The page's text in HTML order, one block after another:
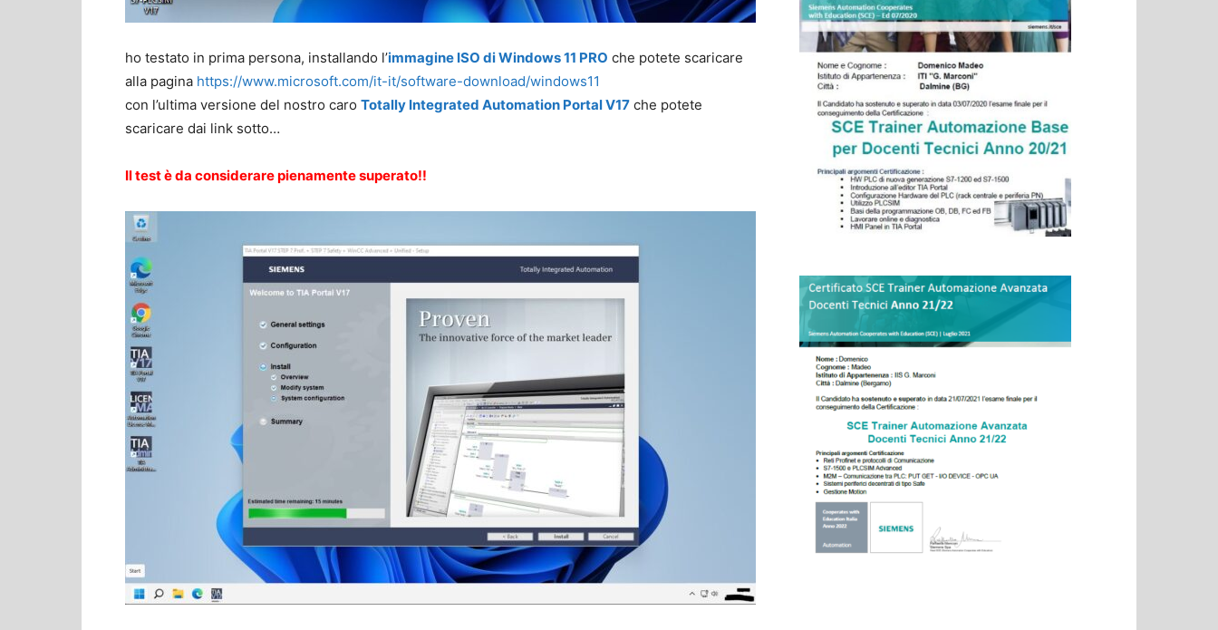
ho testato in prima persona, installando l’immagine ISO di Windows 11 PRO che potete scaricare
alla pagina https://www.microsoft.com/it-it/software-download/windows11
con l’ultima versione del nostro caro Totally Integrated Automation Portal V17 che potete
scaricare dai link sotto…
Il test è da considerare pienamente superato!!